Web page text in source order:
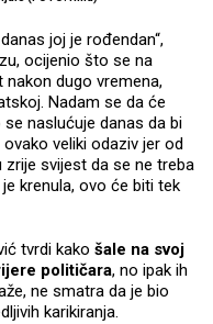
joj je rođendan“,
ocijenio što se na
nakon dugo vremena,
Nadam se da će
naslućuje danas da bi
veliki odaziv jer od
svijest da se ne treba
krenula, ovo će biti tek
tvrdi kako šale na svoj
političara, no ipak ih
ne smatra da je bio
karikiranja.